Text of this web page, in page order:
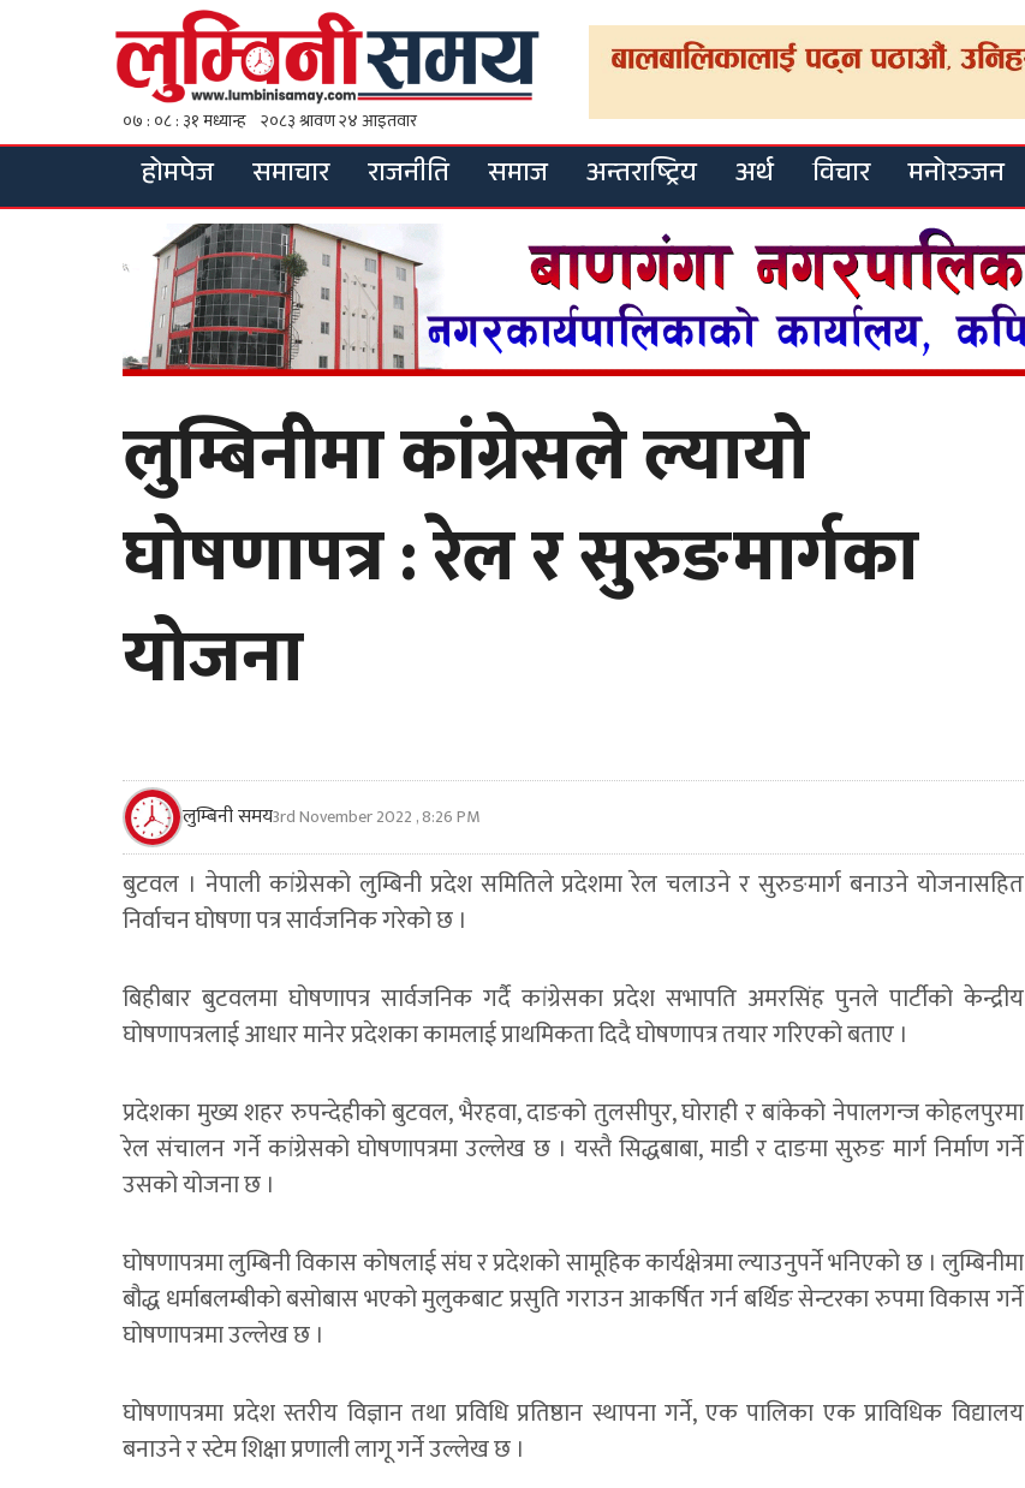
होमपेज समाचार राजनीति समाज अन्तराष्ट्रिय अर्थ विचार मनोरञ्जन
लुम्बिनीेमा कांग्रेसले ल्यायो
घोषणापत्र : रेल र सुरुङमार्गका
योजना
लुम्बिनी समय3rd November 2022 , 8:26 PM
बुटवल । नेपाली कांग्रेसको लुम्बिनी प्रदेश समितिले प्रदेशमा रेल चलाउने र सुरुङमार्ग बनाउने योजनासहित
निर्वाचन घोषणा पत्र सार्वजनिक गरेको छ ।
बिहीबार बुटवलमा घोषणापत्र सार्वजनिक गर्दै कांग्रेसका प्रदेश सभापति अमरसिंह पुनले पार्टीको केन्द्रीय
घोषणापत्रलाई आधार मानेर प्रदेशका कामलाई प्राथमिकता दिदै घोषणापत्र तयार गरिएको बताए ।
प्रदेशका मुख्य शहर रुपन्देहीको बुटवल, भैरहवा, दाङको तुलसीपुर, घोराही र बांकेको नेपालगन्ज कोहलपुरमा
रेल संचालन गर्ने कांग्रेसको घोषणापत्रमा उल्लेख छ । यस्तै सिद्धबाबा, माडी र दाङमा सुरुङ मार्ग निर्माण गर्ने
उसको योजना छ ।
घोषणापत्रमा लुम्बिनी विकास कोषलाई संघ र प्रदेशको सामूहिक कार्यक्षेत्रमा ल्याउनुपर्ने भनिएको छ । लुम्बिनीमा
बौद्ध धर्माबलम्बीको बसोबास भएको मुलुकबाट प्रसुति गराउन आकर्षित गर्न बर्थिङ सेन्टरका रुपमा विकास गर्ने
घोषणापत्रमा उल्लेख छ ।
घोषणापत्रमा प्रदेश स्तरीय विज्ञान तथा प्रविधि प्रतिष्ठान स्थापना गर्ने, एक पालिका एक प्राविधिक विद्यालय
बनाउने र स्टेम शिक्षा प्रणाली लागू गर्ने उल्लेख छ ।